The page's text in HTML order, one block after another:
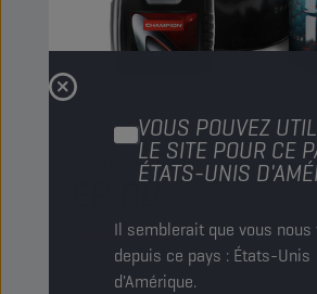
VOUS POUVEZ
LE SITE POUR CE
ÉTATS-UNIS
Il semblerait que vous nous
depuis ce pays : États-Unis
d'Amérique.
CHAMPIONANH CA
EP 00
PRODUIT :9280
Cette graisse polyvalente sans